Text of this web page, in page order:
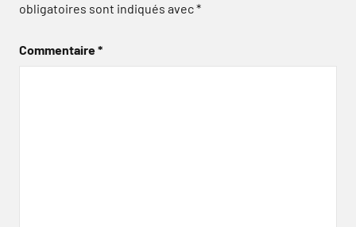
obligatoires sont indiqués avec*
Commentaire*